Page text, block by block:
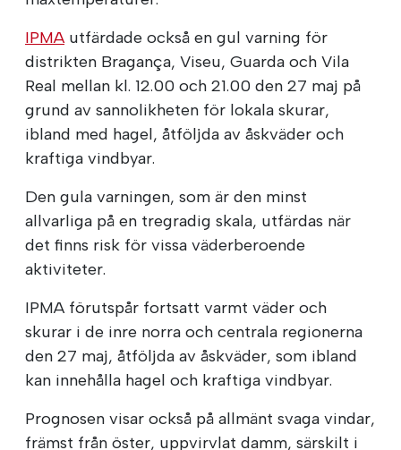
IPMA utfärdade också en gul varning för
distrikten Bragança, Viseu, Guarda och Vila
Real mellan kl. 12.00 och 21.00 den 27 maj på
grund av sannolikheten för lokala skurar,
ibland med hagel, åtföljda av åskväder och
kraftiga vindbyar.
Den gula varningen, som är den minst
allvarliga på en tregradig skala, utfärdas när
det finns risk för vissa väderberoende
aktiviteter.
IPMA förutspår fortsatt varmt väder och
skurar i de inre norra och centrala regionerna
den 27 maj, åtföljda av åskväder, som ibland
kan innehålla hagel och kraftiga vindbyar.
Prognosen visar också på allmänt svaga vindar,
främst från öster, uppvirvlat damm, särskilt i